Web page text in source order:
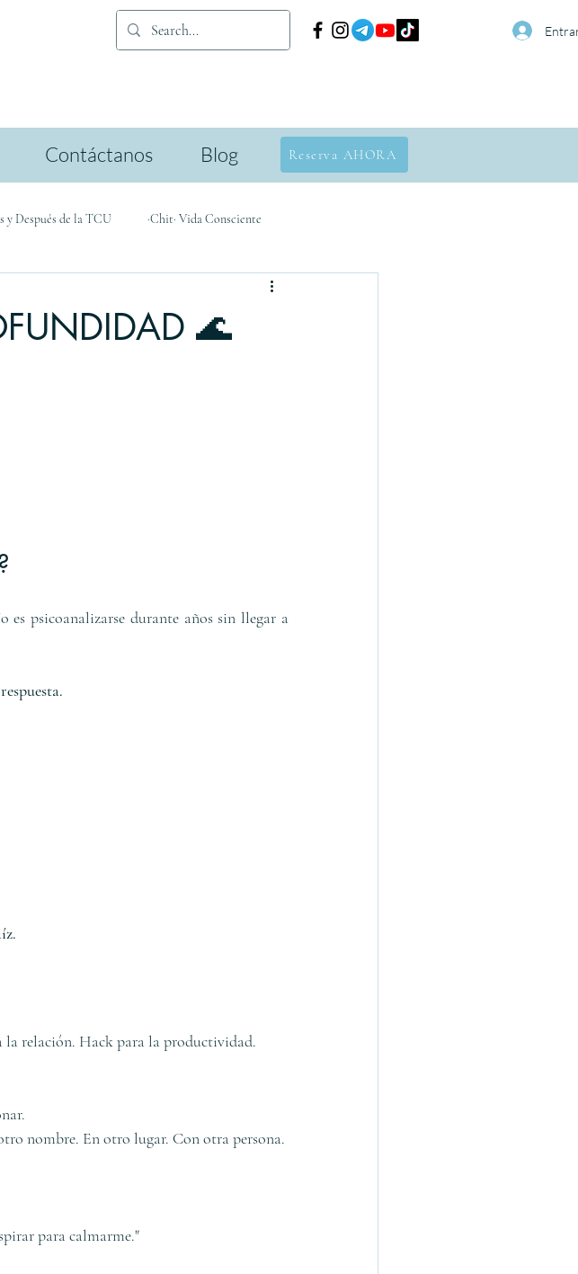
Contáctanos Blog Reserva AHORA
y Después de la TCU ·Chit· Vida Consciente
🌊
psicoanalizarse durante años sin llegar a
la relación. Hack para la productividad.
nombre. En otro lugar. Con otra persona.
para calmarme."